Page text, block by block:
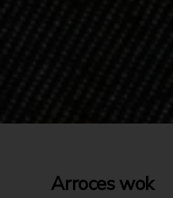
Arroces wok